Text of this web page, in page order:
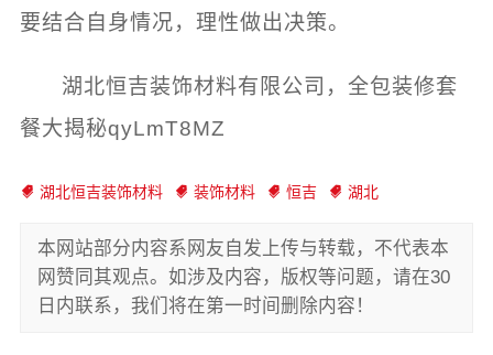
要结合自身情况，理性做出决策。
湖北恒吉装饰材料有限公司，全包装修套
餐大揭秘qyLmT8MZ
湖北恒吉装饰材料 装饰材料 恒吉 湖北
本网站部分内容系网友自发上传与转载，不代表本
网赞同其观点。如涉及内容，版权等问题，请在30
日内联系，我们将在第一时间删除内容！